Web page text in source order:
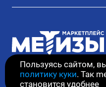
Пользуясь сайтом,
политику куки. Так
становится удобнее
© 2020–2026. Все права